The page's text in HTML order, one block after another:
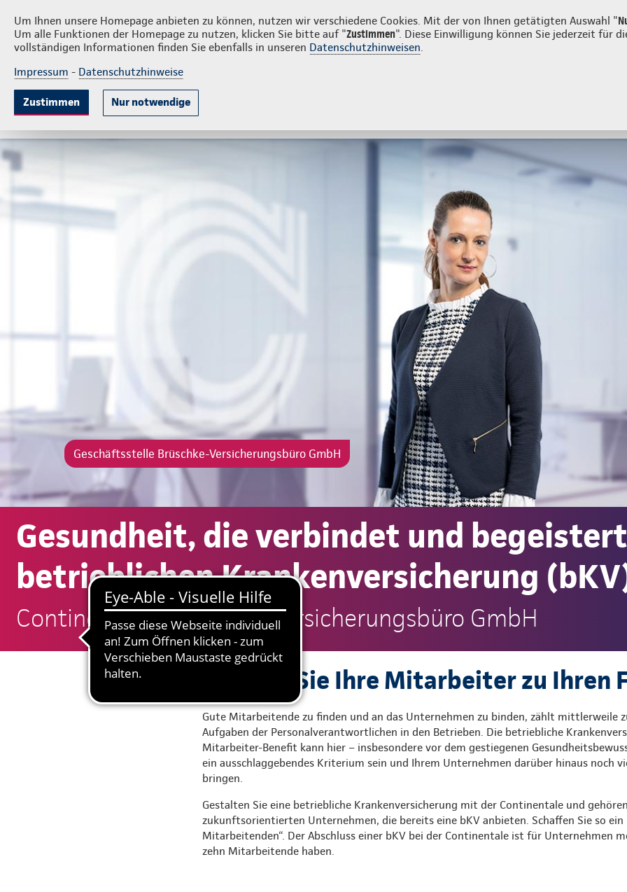
Um Ihnen unsere Homepage anbieten zu können, nutzen wir verschiedene Cookies. Mit der von Ihnen getätigten Auswahl "
Um alle Funktionen der Homepage zu nutzen, klicken Sie bitte auf "Zustimmen". Diese Einwilligung können Sie jederzeit für
vollständigen Informationen finden Sie ebenfalls in unseren Datenschutzhinweisen.
Impressum - Datenschutzhinweise
Zustimmen Nur notwendige
Brüschke-Versicherungsbüro GmbH PrivatkundenFirmenkunden
MitarbeitervorsorgeUnternehmensabsicherung
Geschäftsstelle Brüschke-Versicherungsbüro GmbH
Gesundheit, die verbindet und
betrieblichen Krankenversicherung
Continentale: Brüschke-Versicherungsbüro GmbH
Machen Sie Ihre Mitarbeiter zu Ihren
Gute Mitarbeitende zu finden und an das Unternehmen zu binden, zählt mittlerweile
Aufgaben der Personalverantwortlichen in den Betrieben. Die betriebliche
Mitarbeiter-Benefit kann hier – insbesondere vor dem gestiegenen
ein ausschlaggebendes Kriterium sein und Ihrem Unternehmen darüber hinaus noch
bringen.
Gestalten Sie eine betriebliche Krankenversicherung mit der Continentale und
zukunftsorientierten Unternehmen, die bereits eine bKV anbieten. Schaffen Sie so ein
Mitarbeitenden“. Der Abschluss einer bKV bei der Continentale ist für Unternehmen
zehn Mitarbeitende haben.